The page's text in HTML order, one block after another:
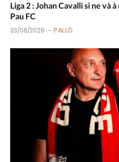
Liga 2 : Johan Cavalli si ne và
Pau FC
23/06/2026 PALLÒ